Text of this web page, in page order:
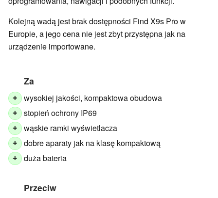
Kolejną wadą jest brak dostępności Find X9s Pro w
Europie, a jego cena nie jest zbyt przystępna jak na
urządzenie importowane.
Za
+ wysokiej jakości, kompaktowa obudowa
+ stopień ochrony IP69
+ wąskie ramki wyświetlacza
+ dobre aparaty jak na klasę kompaktową
+ duża bateria
Przeciw